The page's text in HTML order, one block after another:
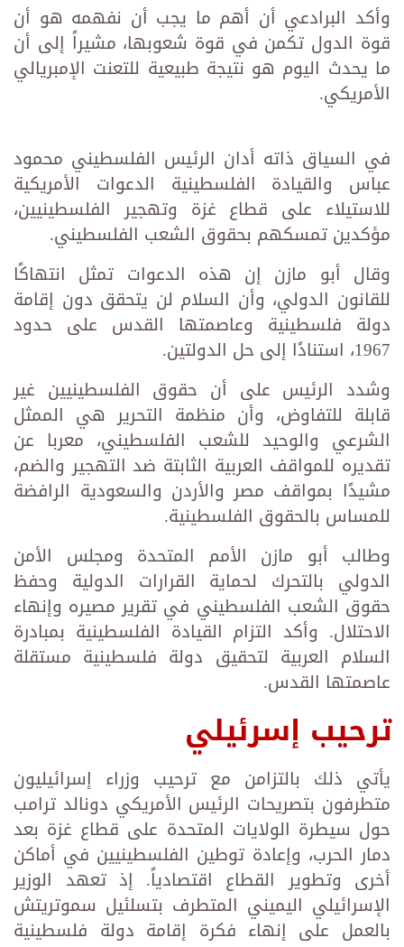
وأكد البرادعي أن أهم ما يجب أن نفهمه هو أن
قوة الدول تكمن في قوة شعوبها، مشيراً إلى أن
ما يحدث اليوم هو نتيجة طبيعية للتعنت الإمبريالي
الأمريكي.
في السياق ذاته أدان الرئيس الفلسطيني محمود
عباس والقيادة الفلسطينية الدعوات الأمريكية
للاستيلاء على قطاع غزة وتهجير الفلسطينيين،
مؤكدين تمسكهم بحقوق الشعب الفلسطيني.
وقال أبو مازن إن هذه الدعوات تمثل انتهاكًا
للقانون الدولي، وأن السلام لن يتحقق دون إقامة
دولة فلسطينية وعاصمتها القدس على حدود
1967، استنادًا إلى حل الدولتين.
وشدد الرئيس على أن حقوق الفلسطينيين غير
قابلة للتفاوض، وأن منظمة التحرير هي الممثل
الشرعي والوحيد للشعب الفلسطيني، معربا عن
تقديره للمواقف العربية الثابتة ضد التهجير والضم،
مشيدًا بمواقف مصر والأردن والسعودية الرافضة
للمساس بالحقوق الفلسطينية.
وطالب أبو مازن الأمم المتحدة ومجلس الأمن
الدولي بالتحرك لحماية القرارات الدولية وحفظ
حقوق الشعب الفلسطيني في تقرير مصيره وإنهاء
الاحتلال. وأكد التزام القيادة الفلسطينية بمبادرة
السلام العربية لتحقيق دولة فلسطينية مستقلة
عاصمتها القدس.
ترحيب إسرئيلي
يأتي ذلك بالتزامن مع ترحيب وزراء إسرائيليون
متطرفون بتصريحات الرئيس الأمريكي دونالد ترامب
حول سيطرة الولايات المتحدة على قطاع غزة بعد
دمار الحرب، وإعادة توطين الفلسطينيين في أماكن
أخرى وتطوير القطاع اقتصادياً. إذ تعهد الوزير
الإسرائيلي اليميني المتطرف بتسلئيل سموتريتش
بالعمل على إنهاء فكرة إقامة دولة فلسطينية